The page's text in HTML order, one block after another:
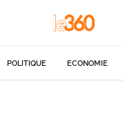
POLITIQUE ECONOMIE